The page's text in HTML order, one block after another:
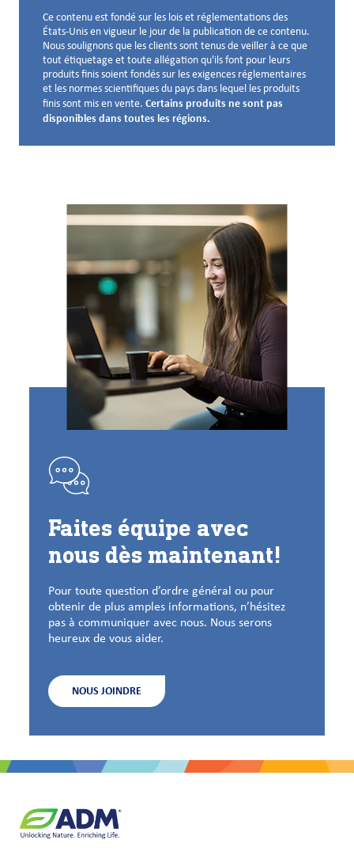
Avis de non-responsabilité ci-dessous
Ce contenu est fondé sur les lois et réglementations des
États-Unis en vigueur le jour de la publication de ce contenu.
Nous soulignons que les clients sont tenus de veiller à ce que
tout étiquetage et toute allégation qu'ils font pour leurs
produits finis soient fondés sur les exigences réglementaires
et les normes scientifiques du pays dans lequel les produits
finis sont mis en vente. Certains produits ne sont pas
disponibles dans toutes les régions.
Faites équipe avec
nous dès maintenant!
Pour toute question d’ordre général ou pour
obtenir de plus amples informations, n’hésitez
pas à communiquer avec nous. Nous serons
heureux de vous aider.
NOUS JOINDRE